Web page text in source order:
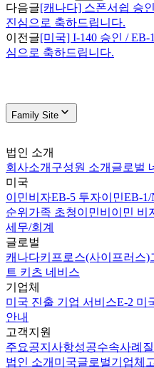
다음글[캐나다] 스폰서쉽 승
진심으로 축하드립니다.
이전글[미국] I-140 승인 /
심으로 축하드립니다.
Family Site
법인 소개
회사소개 구성원 소개 글로벌
미국
이민비자EB-5 투자이민EB-
순위 가족 초청이민비이민 비
세무/회계
글로벌
캐나다키프로스(사이프러스)
트 키츠 네비스
기업체
미국 진출 기업 서비스E-2 미
안내
고객지원
주요공지사항성공수속사례
법인 소개 미국글로벌기업체